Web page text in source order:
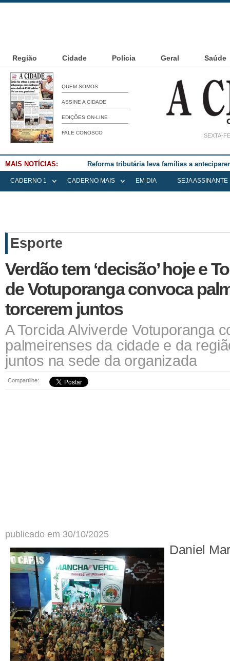
Região Cidade Polícia Geral Saúde
QUEM SOMOS
ASSINE A CIDADE
EDIÇÕES ON-LINE
FALE CONOSCO SEXTA-
MAIS NOTÍCIAS: Falece Elena Menoia Cesarin
CADERNO 1 CADERNO MAIS EM DIA SEJA ASSINANTE
Esporte
Verdão tem ‘decisão’ hoje e
de Votuporanga convoca
torcerem juntos
A Torcida Alviverde Votuporanga
palmeirenses da cidade e da
juntos na sede da organizada
Compartilhe:
publicado em 30/10/2025
Daniel